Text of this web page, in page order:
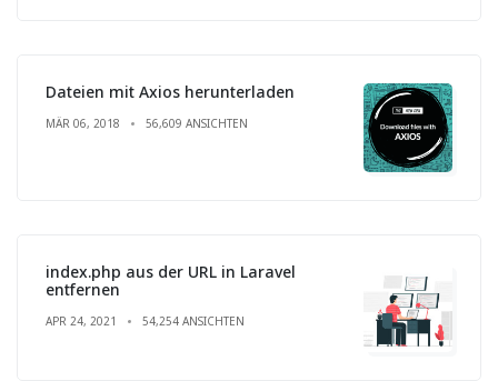
Dateien mit Axios herunterladen
MÄR 06, 2018 56,609 ANSICHTEN
index.php aus der URL in Laravel
entfernen
APR 24, 2021 54,254 ANSICHTEN